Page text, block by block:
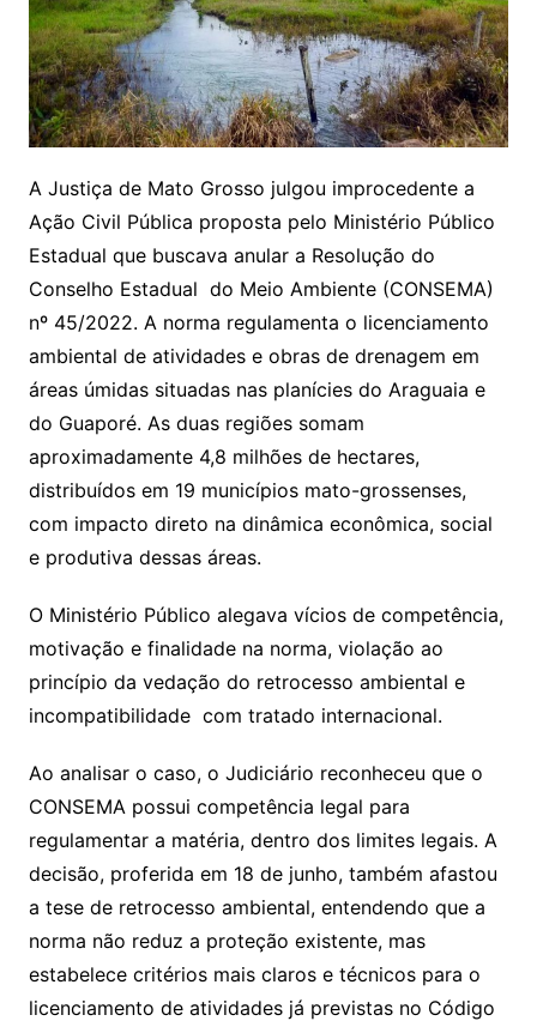
A Justiça de Mato Grosso julgou improcedente a
Ação Civil Pública proposta pelo Ministério Público
Estadual que buscava anular a Resolução do
Conselho Estadual do Meio Ambiente (CONSEMA)
nº 45/2022. A norma regulamenta o licenciamento
ambiental de atividades e obras de drenagem em
áreas úmidas situadas nas planícies do Araguaia e
do Guaporé. As duas regiões somam
aproximadamente 4,8 milhões de hectares,
distribuídos em 19 municípios mato-grossenses,
com impacto direto na dinâmica econômica, social
e produtiva dessas áreas.
O Ministério Público alegava vícios de competência,
motivação e finalidade na norma, violação ao
princípio da vedação do retrocesso ambiental e
incompatibilidade com tratado internacional.
Ao analisar o caso, o Judiciário reconheceu que o
CONSEMA possui competência legal para
regulamentar a matéria, dentro dos limites legais. A
decisão, proferida em 18 de junho, também afastou
a tese de retrocesso ambiental, entendendo que a
norma não reduz a proteção existente, mas
estabelece critérios mais claros e técnicos para o
licenciamento de atividades já previstas no Código